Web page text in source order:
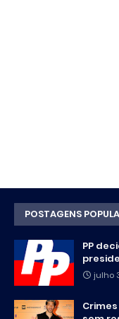
POSTAGENS
PP
julho